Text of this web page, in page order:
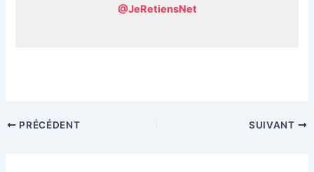
@JeRetiensNet
PRÉCÉDENT SUIVANT